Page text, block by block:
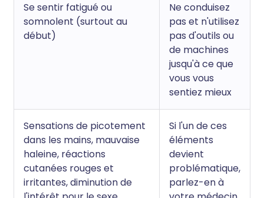
Se sentir fatigué ou
somnolent (surtout au
début)
Ne conduisez
pas et n'utilisez
pas d'outils ou
de machines
jusqu'à ce que
vous vous
sentiez mieux
Sensations de picotement
dans les mains, mauvaise
haleine, réactions
cutanées rouges et
irritantes, diminution de
Si l'un de ces
éléments
devient
problématique,
parlez-en à